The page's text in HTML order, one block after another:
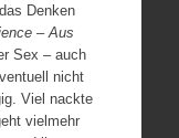
Denken
– Aus
Sex – auch
nicht
Viel nackte
vielmehr